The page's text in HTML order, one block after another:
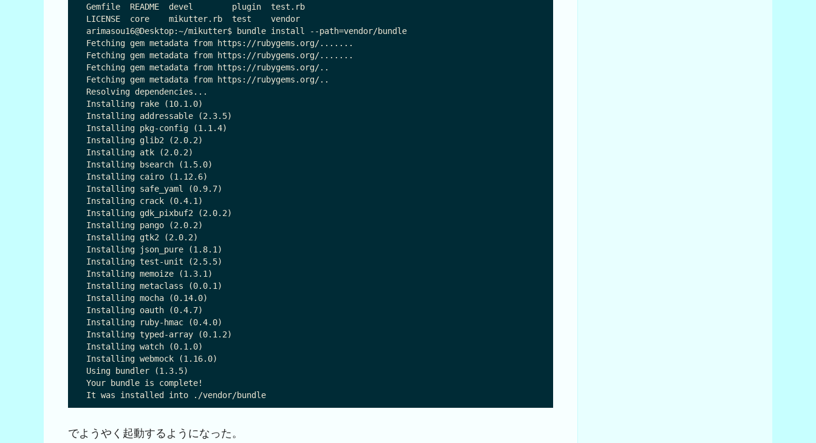
Gemfile  README  devel        plugin  test.rb
LICENSE  core    mikutter.rb  test    vendor
arimasou16@Desktop:~/mikutter$ bundle install --path=vendor/bundle
Fetching gem metadata from https://rubygems.org/.......
Fetching gem metadata from https://rubygems.org/.......
Fetching gem metadata from https://rubygems.org/..
Fetching gem metadata from https://rubygems.org/..
Resolving dependencies...
Installing rake (10.1.0)
Installing addressable (2.3.5)
Installing pkg-config (1.1.4)
Installing glib2 (2.0.2)
Installing atk (2.0.2)
Installing bsearch (1.5.0)
Installing cairo (1.12.6)
Installing safe_yaml (0.9.7)
Installing crack (0.4.1)
Installing gdk_pixbuf2 (2.0.2)
Installing pango (2.0.2)
Installing gtk2 (2.0.2)
Installing json_pure (1.8.1)
Installing test-unit (2.5.5)
Installing memoize (1.3.1)
Installing metaclass (0.0.1)
Installing mocha (0.14.0)
Installing oauth (0.4.7)
Installing ruby-hmac (0.4.0)
Installing typed-array (0.1.2)
Installing watch (0.1.0)
Installing webmock (1.16.0)
Using bundler (1.3.5)
Your bundle is complete!
でようやく起動するようになった。